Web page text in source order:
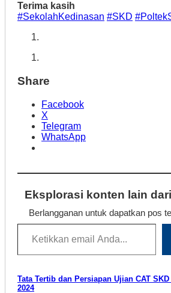
Terima kasih
#SekolahKedinasan #SKD #
Share
Facebook
X
Telegram
WhatsApp
Eksplorasi konten lain
Berlangganan untuk dapatkan pos
Ketikkan email Anda...
Navigasi
Tata Tertib dan Persiapan Ujian CAT
2024